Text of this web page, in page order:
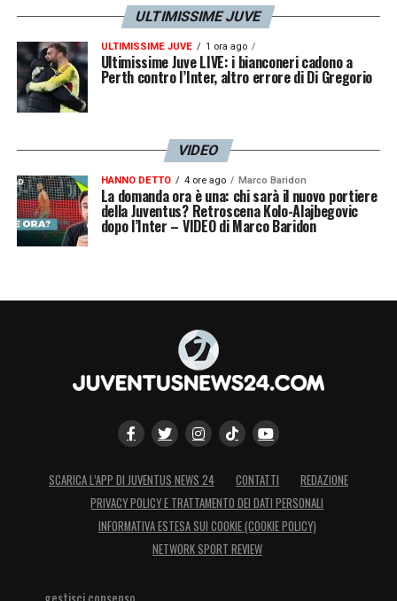
ULTIMISSIME JUVE
ULTIMISSIME JUVE 1 ora ago
Ultimissime Juve LIVE: i bianconeri cadono a
Perth contro l’Inter, altro errore di Di Gregorio
VIDEO
HANNO DETTO 4 ore ago Marco Baridon
La domanda ora è una: chi sarà il nuovo portiere
della Juventus? Retroscena Kolo-Alajbegovic
dopo l’Inter – VIDEO di Marco Baridon
SCARICA L’APP DI JUVENTUS NEWS 24 CONTATTI
REDAZIONE
PRIVACY POLICY E TRATTAMENTO DEI DATI PERSONALI
INFORMATIVA ESTESA SUI COOKIE (COOKIE POLICY)
NETWORK SPORT REVIEW